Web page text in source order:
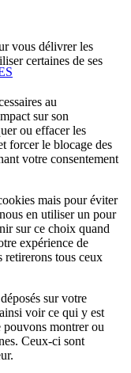
vous délivrer les
certaines de ses
au
sur son
ou effacer les
forcer le blocage des
votre consentement
mais pour éviter
en utiliser un pour
sur ce choix quand
expérience de
retirerons tous ceux
sur votre
voir ce qui y est
pouvons montrer ou
Ceux-ci sont